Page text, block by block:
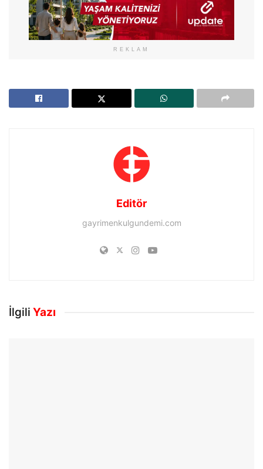
REKLAM
Editör
gayrimenkulgundemi.com
İlgili Yazı